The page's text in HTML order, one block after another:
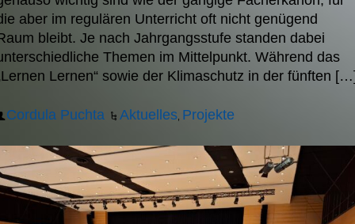
aber im regulären Unterricht oft nicht genügend
bleibt. Je nach Jahrgangsstufe standen dabei
Themen im Mittelpunkt. Während das
Lernen“ sowie der Klimaschutz in der fünften
Cordula Puchta Aktuelles Projekte